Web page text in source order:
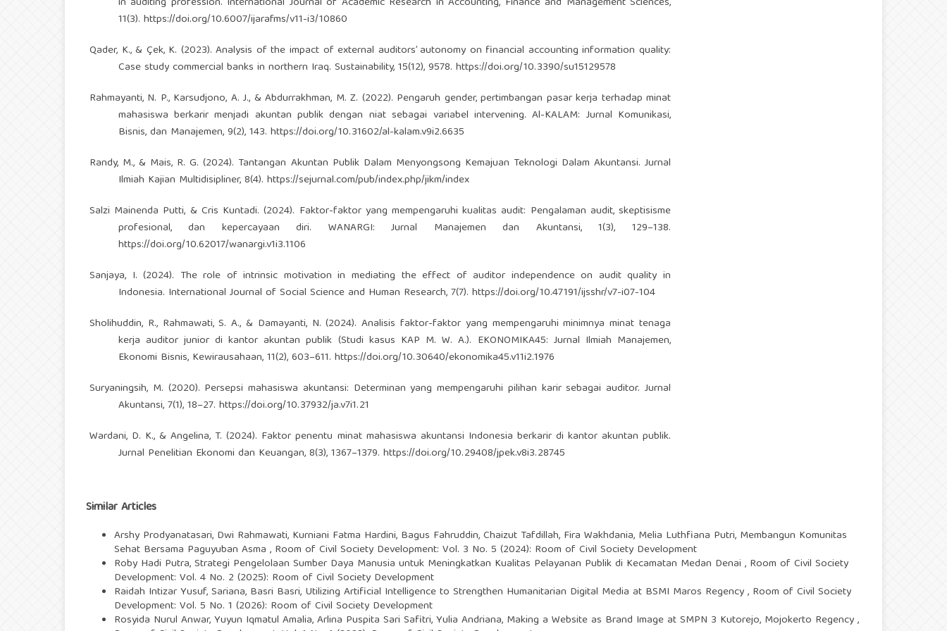
11(3). https://doi.org/10.6007/ijarafms/v11-i3/10860
Qader, K., & Çek, K. (2023). Analysis of the impact of external auditors’ autonomy on financial accounting information quality:
Case study commercial banks in northern Iraq. Sustainability, 15(12), 9578. https://doi.org/10.3390/su15129578
Rahmayanti, N. P., Karsudjono, A. J., & Abdurrakhman, M. Z. (2022). Pengaruh gender, pertimbangan pasar kerja terhadap minat
mahasiswa berkarir menjadi akuntan publik dengan niat sebagai variabel intervening. Al-KALAM: Jurnal Komunikasi,
Bisnis, dan Manajemen, 9(2), 143. https://doi.org/10.31602/al-kalam.v9i2.6635
Randy, M., & Mais, R. G. (2024). Tantangan Akuntan Publik Dalam Menyongsong Kemajuan Teknologi Dalam Akuntansi. Jurnal
Ilmiah Kajian Multidisipliner, 8(4). https://sejurnal.com/pub/index.php/jikm/index
Salzi Mainenda Putti, & Cris Kuntadi. (2024). Faktor-faktor yang mempengaruhi kualitas audit: Pengalaman audit, skeptisisme
profesional, dan kepercayaan diri. WANARGI: Jurnal Manajemen dan Akuntansi, 1(3), 129–138.
https://doi.org/10.62017/wanargi.v1i3.1106
Sanjaya, I. (2024). The role of intrinsic motivation in mediating the effect of auditor independence on audit quality in
Indonesia. International Journal of Social Science and Human Research, 7(7). https://doi.org/10.47191/ijsshr/v7-i07-104
Sholihuddin, R., Rahmawati, S. A., & Damayanti, N. (2024). Analisis faktor-faktor yang mempengaruhi minimnya minat tenaga
kerja auditor junior di kantor akuntan publik (Studi kasus KAP M. W. A.). EKONOMIKA45: Jurnal Ilmiah Manajemen,
Ekonomi Bisnis, Kewirausahaan, 11(2), 603–611. https://doi.org/10.30640/ekonomika45.v11i2.1976
Suryaningsih, M. (2020). Persepsi mahasiswa akuntansi: Determinan yang mempengaruhi pilihan karir sebagai auditor. Jurnal
Akuntansi, 7(1), 18–27. https://doi.org/10.37932/ja.v7i1.21
Wardani, D. K., & Angelina, T. (2024). Faktor penentu minat mahasiswa akuntansi Indonesia berkarir di kantor akuntan publik.
Jurnal Penelitian Ekonomi dan Keuangan, 8(3), 1367–1379. https://doi.org/10.29408/jpek.v8i3.28745
Similar Articles
Arshy Prodyanatasari, Dwi Rahmawati, Kurniani Fatma Hardini, Bagus Fahruddin, Chaizut Tafdillah, Fira Wakhdania, Melia Luthfiana Putri, Membangun Komunitas
Sehat Bersama Paguyuban Asma , Room of Civil Society Development: Vol. 3 No. 5 (2024): Room of Civil Society Development
Roby Hadi Putra,Strategi Pengelolaan Sumber Daya Manusia untuk Meningkatkan Kualitas Pelayanan Publik di Kecamatan Medan Denai , Room of Civil Society
Development: Vol. 4 No. 2 (2025): Room of Civil Society Development
Raidah Intizar Yusuf, Sariana, Basri Basri, Utilizing Artificial Intelligence to Strengthen Humanitarian Digital Media at BSMI Maros Regency, Room of Civil Society
Development: Vol. 5 No. 1 (2026): Room of Civil Society Development
Rosyida Nurul Anwar, Yuyun Iqmatul Amalia, Arlina Puspita Sari Safitri, Yulia Andriana, Making a Website as Brand Image at SMPN 3 Kutorejo, Mojokerto Regency,